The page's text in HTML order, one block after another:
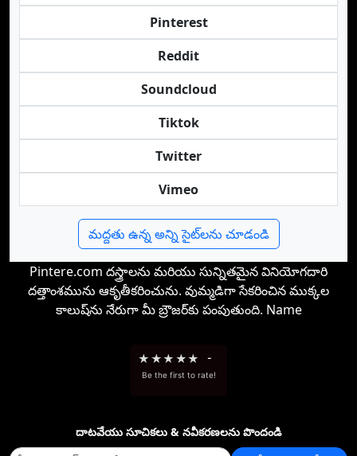
Pinterest
Reddit
Soundcloud
Tiktok
Twitter
Vimeo
మద్దతు ఉన్న అన్ని సైట్‌లను చూడండి
Pintere.com దస్త్రాలను మరియు సున్నితమైన వినియోగదారి
దత్తాంశమును ఆకృతీకరించును. వుమ్మడిగా సేకరించిన ముక్కల
కాలుష్‌ను నేరుగా మీ బ్రౌజర్‌కు పంపుతుంది. Name
★ ★★ ★★ -
Be the first to rate!
దాటవేయు సూచికలు & నవీకరణలను పొందండి